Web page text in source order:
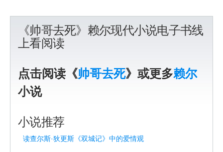
《帅哥去死》赖尔现代小说电子书线
上看阅读
点击阅读《帅哥去死》或更多赖尔
小说
小说推荐
读查尔斯·狄更斯《双城记》中的爱情观